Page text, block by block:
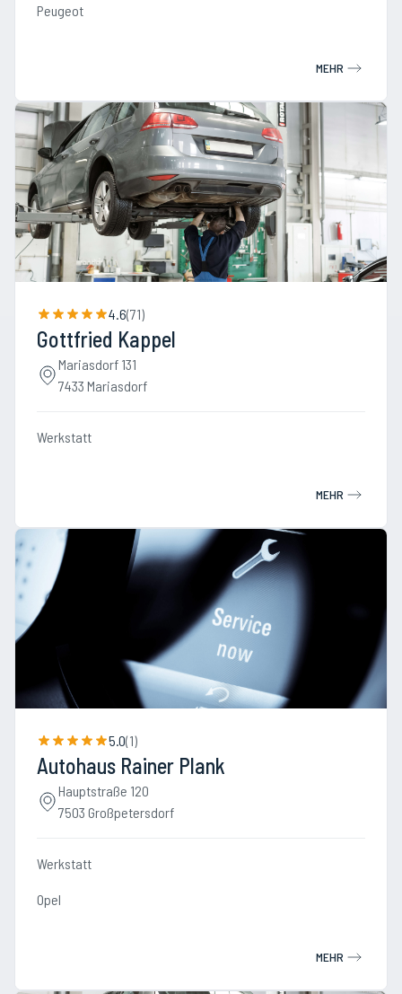
Peugeot
MEHR
4.6(71)
Gottfried Kappel
Mariasdorf 131
7433 Mariasdorf
Werkstatt
MEHR
5.0(1)
Autohaus Rainer Plank
Hauptstraße 120
7503 Großpetersdorf
Werkstatt
Opel
MEHR